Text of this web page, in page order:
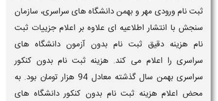
ثبت نام ورودی مهر و بهمندانشگاه های سراسری، سازمان
سنجش با انتشار اطلاعیه ای علاوه بر اعلام جزییات ثبت
نام هزینه دقیق ثبت نام بدون آزمون دانشگاه های
سراسری را اعلام می کند. هزینه ثبت نام بدون کنکور
سراسری بهمن سال گذشته معادل 94 هزار تومان بود. به
محض اعلام هزینه ثبت نام بدون کنکور دانشگاه های